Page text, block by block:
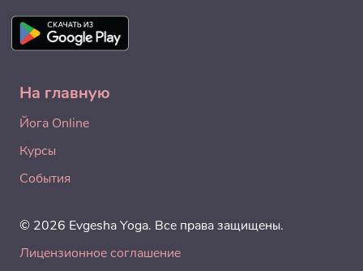
На главную
Йога Online
Курсы
События
© 2026 Evgesha Yoga. Все права защищены.
Лицензионное соглашение